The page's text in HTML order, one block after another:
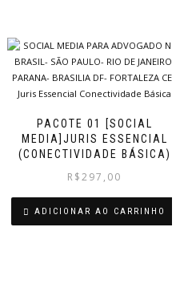
PACOTE 01 [SOCIAL
MEDIA]JURIS ESSENCIAL
(CONECTIVIDADE BÁSICA)
R$297,00
ADICIONAR AO CARRINHO